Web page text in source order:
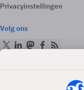
Privacyinstellingen
Volg ons